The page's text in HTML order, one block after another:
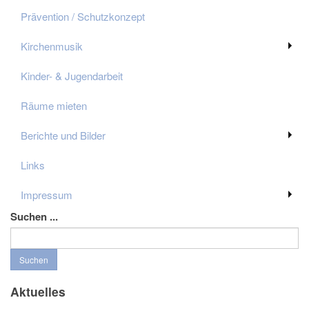
Prävention / Schutzkonzept
Kirchenmusik
Kinder- & Jugendarbeit
Räume mieten
Berichte und Bilder
Links
Impressum
Suchen ...
Suchen
Aktuelles